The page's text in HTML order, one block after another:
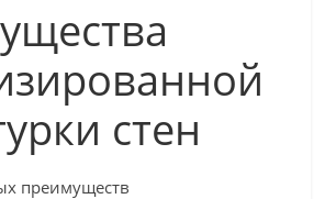
стен
преимуществ